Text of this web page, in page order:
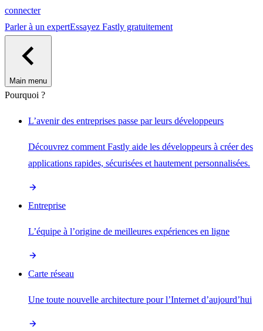
connecter
Parler à un expertEssayez Fastly gratuitement
Main menu
Pourquoi ?
L’avenir des entreprises passe par leurs développeurs
Découvrez comment Fastly aide les développeurs à créer des
applications rapides, sécurisées et hautement personnalisées.
Entreprise
L’équipe à l’origine de meilleures expériences en ligne
Carte réseau
Une toute nouvelle architecture pour l’Internet d’aujourd’hui